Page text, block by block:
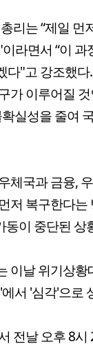
리는 “제일 먼
라면서 “이
다"고 강조했다
가 이루어질
확실성을 줄여
체국과 금융,
저 복구한다는
동이 중단된 상
이날 위기상
서 '심각'으로
전날 오후 8